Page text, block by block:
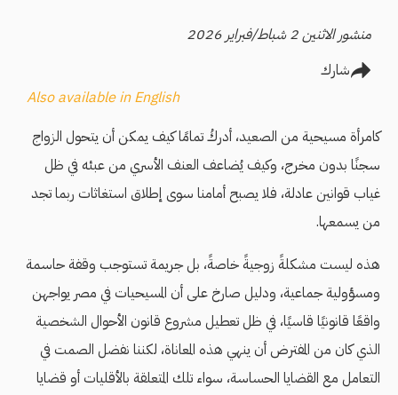
منشور الاثنين 2 شباط/فبراير 2026
شارك
Also available in English
كامرأة مسيحية من الصعيد، أدركُ تمامًا كيف يمكن أن يتحول الزواج
سجنًا بدون مخرج، وكيف يُضاعف العنف الأسري من عبئه في ظل
غياب قوانين عادلة، فلا يصبح أمامنا سوى إطلاق استغاثات ربما تجد
من يسمعها.
هذه ليست مشكلةً زوجيةً خاصةً، بل جريمة تستوجب وقفة حاسمة
ومسؤولية جماعية، ودليل صارخ على أن المسيحيات في مصر يواجهن
واقعًا قانونيًا قاسيًا، في ظل تعطيل مشروع قانون الأحوال الشخصية
الذي كان من المفترض أن ينهي هذه المعاناة، لكننا نفضل الصمت في
التعامل مع القضايا الحساسة، سواء تلك المتعلقة بالأقليات أو قضايا